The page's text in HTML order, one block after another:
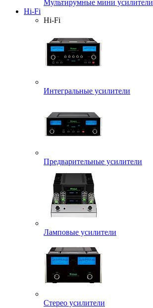
Мультирумные мини усилители
Hi-Fi
Hi-Fi
Интегральные усилители
Предварительные усилители
Ламповые усилители
Стерео усилители